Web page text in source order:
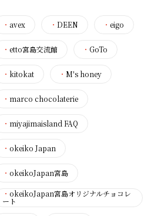
・ avex ・ DEEN ・ eigo
・ etto宮島交流館 ・ GoTo
・ kitokat ・ M's honey
・ marco chocolaterie
・ miyajimaisland FAQ
・ okeiko Japan
・ okeikoJapan宮島
・ okeikoJapan宮島オリジナルチョコレ
ート